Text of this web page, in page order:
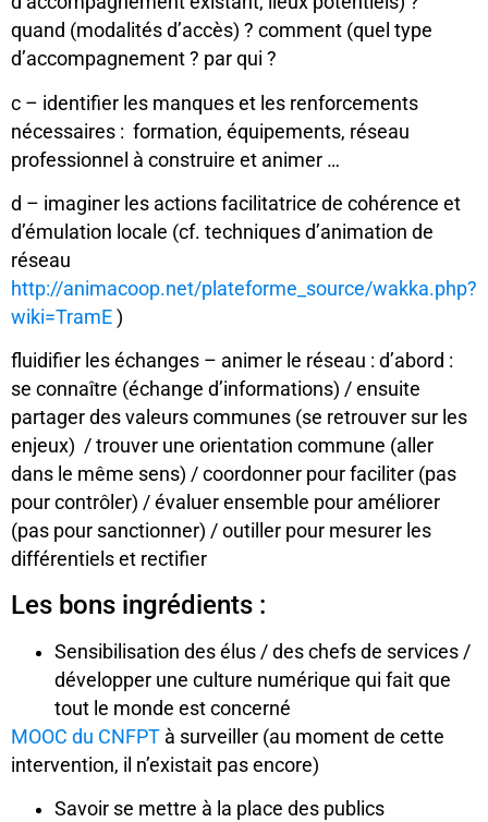
quand (modalités d’accès) ? comment (quel type
d’accompagnement ? par qui ?
c – identifier les manques et les renforcements
nécessaires : formation, équipements, réseau
professionnel à construire et animer …
d – imaginer les actions facilitatrice de cohérence et
d’émulation locale (cf. techniques d’animation de
réseau
http://animacoop.net/plateforme_source/wakka.php?
wiki=TramE )
fluidifier les échanges – animer le réseau : d’abord :
se connaître (échange d’informations) / ensuite
partager des valeurs communes (se retrouver sur les
enjeux) / trouver une orientation commune (aller
dans le même sens) / coordonner pour faciliter (pas
pour contrôler) / évaluer ensemble pour améliorer
(pas pour sanctionner) / outiller pour mesurer les
différentiels et rectifier
Les bons ingrédients :
Sensibilisation des élus / des chefs de services /
développer une culture numérique qui fait que
tout le monde est concerné
MOOC du CNFPT à surveiller (au moment de cette
intervention, il n’existait pas encore)
Savoir se mettre à la place des publics